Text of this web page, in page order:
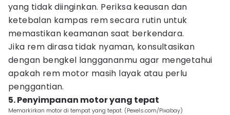
yang tidak diinginkan. Periksa keausan dan
ketebalan kampas rem secara rutin untuk
memastikan keamanan saat berkendara.
Jika rem dirasa tidak nyaman, konsultasikan
dengan bengkel langgananmu agar mengetahui
apakah rem motor masih layak atau perlu
penggantian.
5. Penyimpanan motor yang tepat
Memarkirkan motor di tempat yang tepat. (Pexels.com/Pixabay)